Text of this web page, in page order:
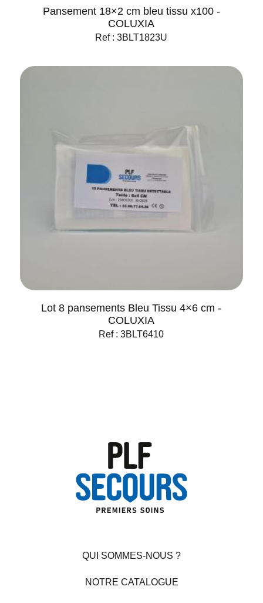
Pansement 18×2 cm bleu tissu x100 -
COLUXIA
Ref : 3BLT1823U
Lot 8 pansements Bleu Tissu 4×6 cm -
COLUXIA
Ref : 3BLT6410
QUI SOMMES-NOUS ?
NOTRE CATALOGUE